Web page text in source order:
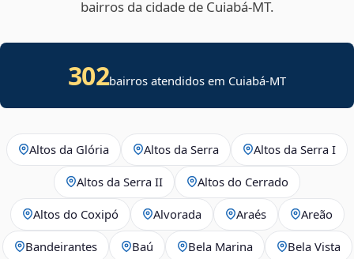
bairros da cidade de Cuiabá‑MT.
302bairros atendidos em Cuiabá-MT
Altos da Glória Altos da Serra Altos da Serra I
Altos da Serra II Altos do Cerrado
Altos do Coxipó Alvorada Araés Areão
Bandeirantes Baú Bela Marina Bela Vista